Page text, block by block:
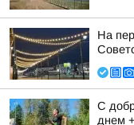
На
С
днем